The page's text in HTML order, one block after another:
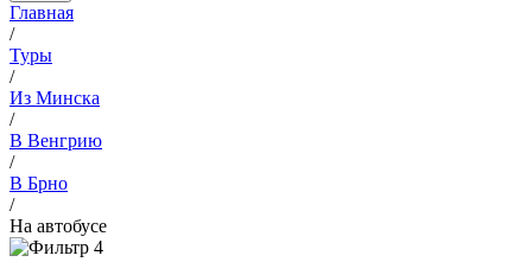
Главная
/
Туры
/
Из Минска
/
В Венгрию
/
В Брно
/
На автобусе
4